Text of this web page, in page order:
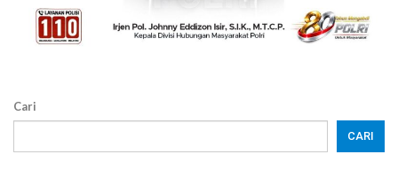
Cari
CARI